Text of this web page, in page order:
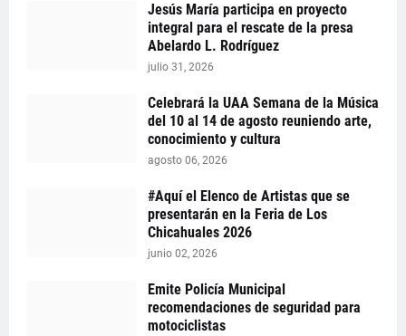
Jesús María participa en proyecto
integral para el rescate de la presa
Abelardo L. Rodríguez
julio 31, 2026
Celebrará la UAA Semana de la Música
del 10 al 14 de agosto reuniendo arte,
conocimiento y cultura
agosto 06, 2026
#Aquí el Elenco de Artistas que se
presentarán en la Feria de Los
Chicahuales 2026
junio 02, 2026
Emite Policía Municipal
recomendaciones de seguridad para
motociclistas